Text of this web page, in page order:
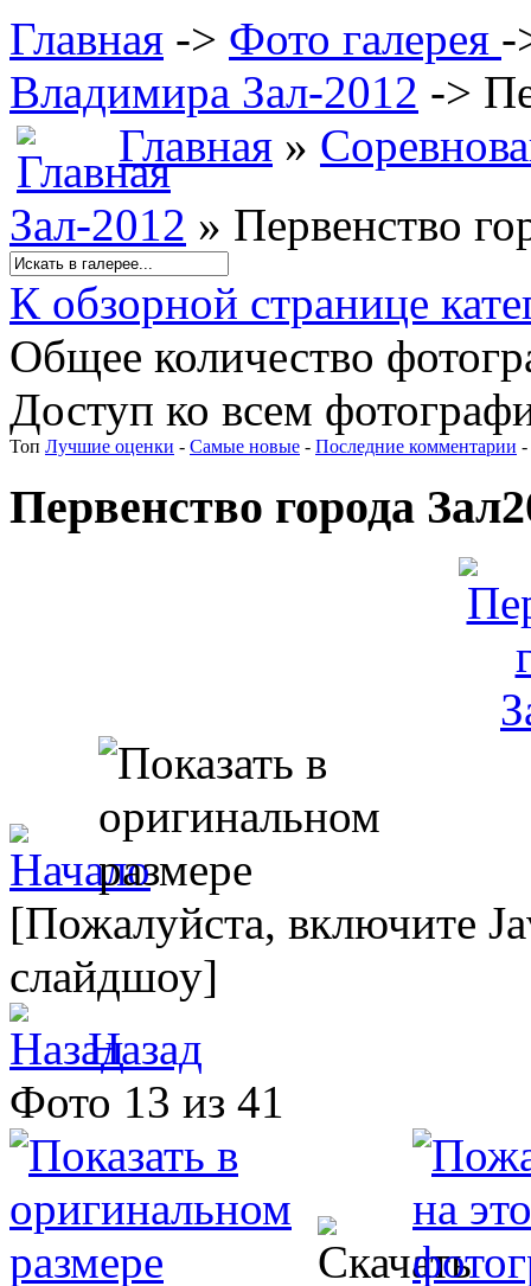
Главная -> Фото галерея -
Владимира Зал-2012 ->
Главная »
Зал-2012 » Первенство
К обзорной странице
Общее количество
Доступ ко всем
Топ Лучшие оценки - Самые новые - Последние комментарии -
Первенство города
[Пожалуйста, включите
слайдшоу]
Назад
Фото 13 из 41